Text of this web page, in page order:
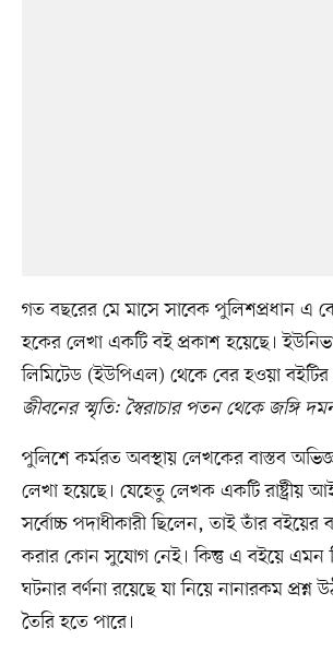
গত বছরের মে মাসে সাবেক পুলিশপ্রধান এ
হকের লেখা একটি বই প্রকাশ হয়েছে।
লিমিটেড (ইউপিএল) থেকে বের হওয়া বইটির
জীবনের স্মৃতি: স্বৈরাচার পতন থেকে জঙ্গি
পুলিশে কর্মরত অবস্থায় লেখকের বাস্তব
লেখা হয়েছে। যেহেতু লেখক একটি রাষ্ট্রীয়
সর্বোচ্চ পদাধীকারী ছিলেন, তাই তাঁর বইয়ের
করার কোন সুযোগ নেই। কিন্তু এ বইয়ে এমন
ঘটনার বর্ণনা রয়েছে যা নিয়ে নানারকম প্রশ্ন
তৈরি হতে পারে।